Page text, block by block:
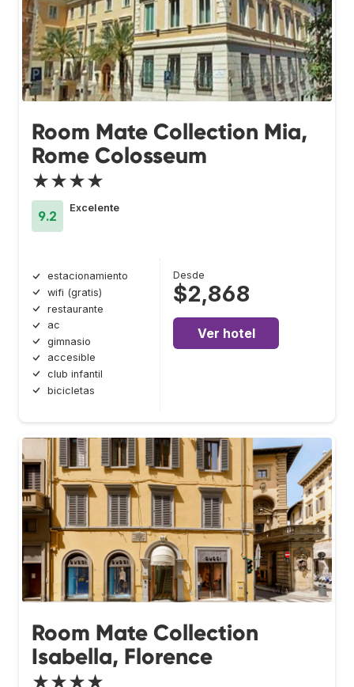
Room Mate Collection Mia,
Rome Colosseum
★★★★
9.2
Excelente
estacionamiento
wifi (gratis)
restaurante
ac
gimnasio
accesible
club infantil
bicicletas
Desde
$2,868
Ver hotel
Room Mate Collection
Isabella, Florence
★★★★